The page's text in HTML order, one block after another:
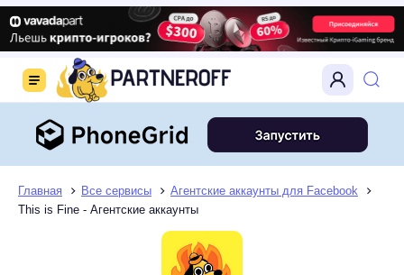
Главная Все сервисы
Агентские аккаунты для Facebook
This is Fine - Агентские аккаунты